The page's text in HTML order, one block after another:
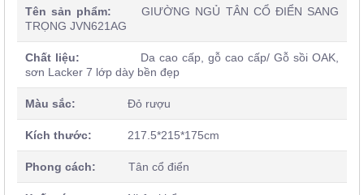
Tên sản phẩm: GIƯỜNG NGỦ TÂN CỔ ĐIỂN SANG
TRỌNG JVN621AG
Chất liệu:
Da cao cấp, gỗ cao cấp/ Gỗ sồi OAK,
sơn Lacker 7 lớp dày bền đẹp
Màu sắc: Đỏ rượu
Kích thước: 217.5*215*175cm
Phong cách: Tân cổ điển